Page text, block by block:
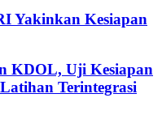
Yakinkan Kesiapan
KDOL, Uji Kesiapan
Terintegrasi